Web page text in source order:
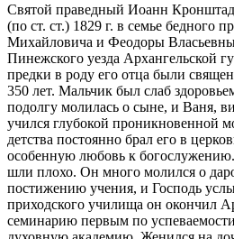
Святой праведный Иоанн
(по ст. ст.) 1829 г. в семье бедного
Михайловича и Феодоры
Пинежского уезда Архангельской
предки в роду его отца были
350 лет. Мальчик был слаб
подолгу молилась о сыне, и Ваня,
учился глубокой проникновенной
детства постоянно брал его в
особенную любовь к
шли плохо. Он много молился о
постижению учения, и Господь
приходского училища он окончил
семинарию первым по